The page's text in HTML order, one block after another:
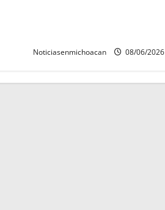
Noticiasenmichoacan 08/06/2026